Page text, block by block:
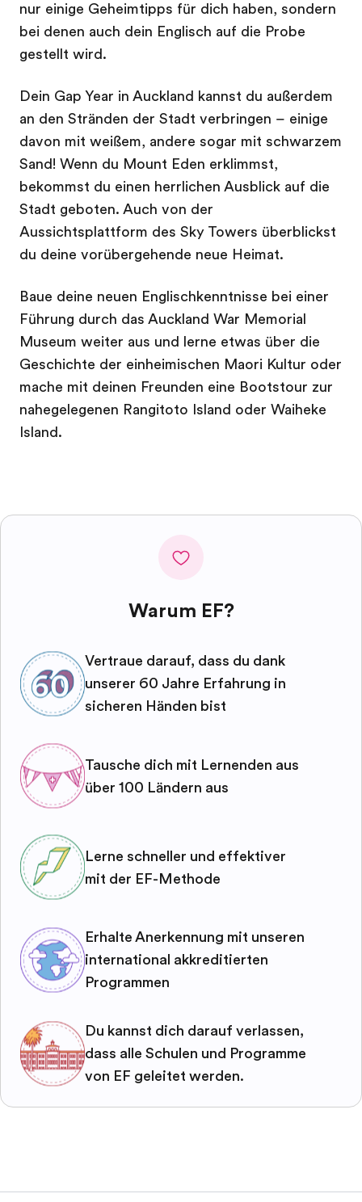
nur einige Geheimtipps für dich haben, sondern
bei denen auch dein Englisch auf die Probe
gestellt wird.
Dein Gap Year in Auckland kannst du außerdem
an den Stränden der Stadt verbringen – einige
davon mit weißem, andere sogar mit schwarzem
Sand! Wenn du Mount Eden erklimmst,
bekommst du einen herrlichen Ausblick auf die
Stadt geboten. Auch von der
Aussichtsplattform des Sky Towers überblickst
du deine vorübergehende neue Heimat.
Baue deine neuen Englischkenntnisse bei einer
Führung durch das Auckland War Memorial
Museum weiter aus und lerne etwas über die
Geschichte der einheimischen Maori Kultur oder
mache mit deinen Freunden eine Bootstour zur
nahegelegenen Rangitoto Island oder Waiheke
Island.
Warum EF?
Vertraue darauf, dass du dank
unserer 60 Jahre Erfahrung in
sicheren Händen bist
Tausche dich mit Lernenden aus
über 100 Ländern aus
Lerne schneller und effektiver
mit der EF-Methode
Erhalte Anerkennung mit unseren
international akkreditierten
Programmen
Du kannst dich darauf verlassen,
dass alle Schulen und Programme
von EF geleitet werden.